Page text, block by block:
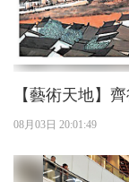
【藝術天地】
08月03日 20:01:49